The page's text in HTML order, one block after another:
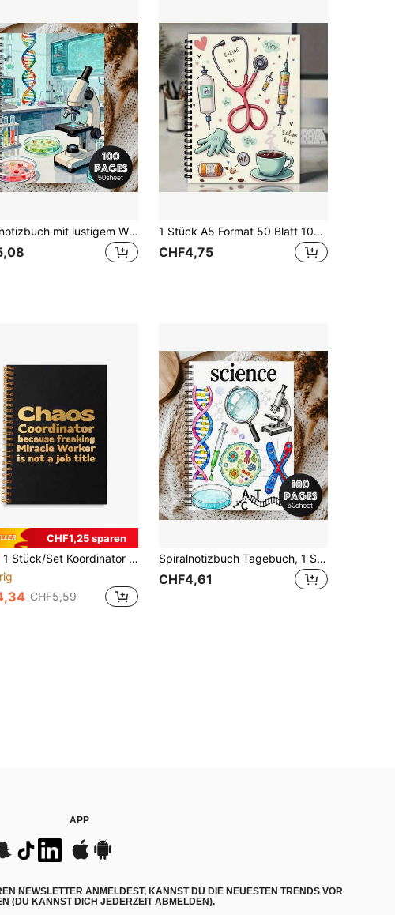
Spiralnotizbuch mit lustigem Wissenschaftsthema - 1 Stück Labor-Forschungsbedarf, geeignet für Büro- und Laborgebrauch, das ideale Geschenk für Studenten oder Reisen, Büroplaner Schulbedarf 1 Stück A5 Format 50 Blatt 100 Seiten Medizinischer Assistent und Krankenschwester Spiralnotizbuch, mit Stethoskop und Medikamenten Cover, Pflegeprotokoll, langanhaltend Spiralbindung, ideales perfektes Geschenk für Gesundheitsberufe - Medizinstudium Geschenk, Krankenpflegestudenten Schulanfang Geschenk, perfektes Krankenschwester Notizbuch, Papiercover, Softcover
CHF4,75
CHF1,25 sparen
1 Stück/Set Koordinator Wunderarbeiter Katze Pferd Lustiges Meerwasser Kühles Design Spiralnotizblock Tagebuch zum Schreiben Arbeit Hochschule A5 5,5*8,3 Zoll 50 Blatt 100 linierte Blätter, Freundschaftsgeschenke Studentenlinienschreibbuch, vintage innovatives Schulmaterial, Schulanfang
CHF5,59
Spiralnotizbuch Tagebuch, 1 Stück mit lustigem Wissenschaftsthema mit DNA-Helix, Mikroskop, Chromosomen und Molekülmodellen - geeignet für Büro- und Laborgebrauch, Wissenschaftslernmaterialien, Büroplaner Schulbedarf
CHF4,61
APP
NEWSLETTER ANMELDEST, KANNST DU DIE NEUESTEN TRENDS VOR
(DU KANNST DICH JEDERZEIT ABMELDEN).